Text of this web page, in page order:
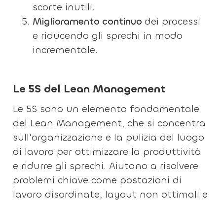
scorte inutili.
Miglioramento continuodei processi
e riducendo gli sprechi in modo
incrementale.
Le 5S del Lean Management
Le 5S sono un elemento fondamentale
del Lean Management, che si concentra
sull'organizzazione e la pulizia del luogo
di lavoro per ottimizzare la produttività
e ridurre gli sprechi. Aiutano a risolvere
problemi chiave come postazioni di
lavoro disordinate, layout non ottimali e